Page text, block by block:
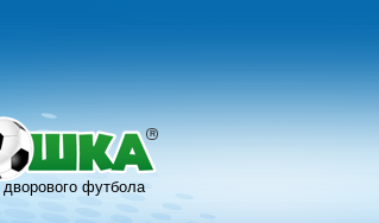
дворового футбола
R